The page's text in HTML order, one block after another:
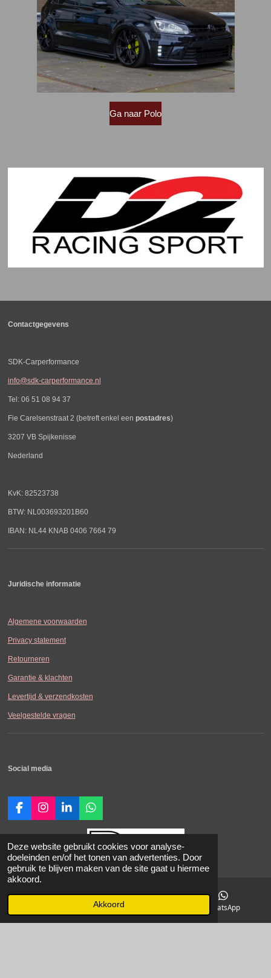
Deze website gebruikt cookies voor analyse-
doeleinden en/of het tonen van advertenties. Door
gebruik te blijven maken van de site gaat u hiermee
akkoord.
Akkoord
Ga naar Polo
Contactgegevens
SDK-Carperformance
info@sdk-carperformance.nl
Tel: 06 51 08 94 37
Fie Carelsenstraat 2 (betreft enkel een postadres)
3207 VB Spijkenisse
Nederland
KvK: 82523738
BTW: NL003693201B60
IBAN: NL44 KNAB 0406 7664 79
Juridische informatie
Algemene voorwaarden
Privacy statement
Retourneren
Garantie & klachten
Levertijd & verzendkosten
Veelgestelde vragen
Social media
F
a
c
e
b
o
o
I
n
s
t
a
g
L
i
n
k
e
d
W
h
a
t
s
A
© 2021-2026 SDK-Carperformance.
Alle vermelde prijzen zijn in Euro incl.
BTW. Prijswijzigingen voorbehouden. Onze Algemene Leveringsvoorwaarden zijn van
Instagram WhatsApp